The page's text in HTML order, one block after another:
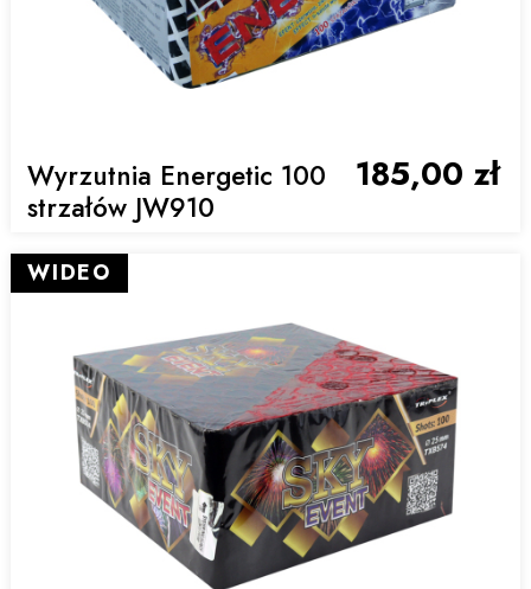
Wyrzutnia Energetic 100
strzałów JW910
185,00 zł
WIDEO